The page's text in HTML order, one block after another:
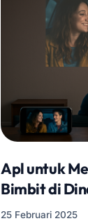
Apl untuk
Bimbit di
25 Februari 2025